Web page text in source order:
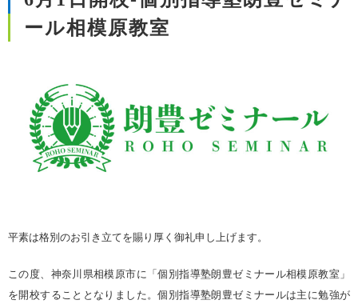
ール相模原教室
平素は格別のお引き立てを賜り厚く御礼申し上げます。
この度、神奈川県相模原市に「個別指導塾朗豊ゼミナール相模原教室」
を開校することとなりました。個別指導塾朗豊ゼミナールは主に勉強が